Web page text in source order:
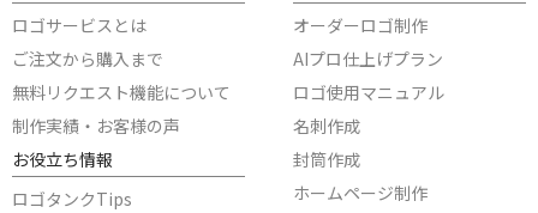
ロゴサービスとは
ご注文から購入まで
無料リクエスト機能について
制作実績・お客様の声
お役立ち情報
ロゴタンクTips
オーダーロゴ制作
AIプロ仕上げプラン
ロゴ使用マニュアル
名刺作成
封筒作成
ホームページ制作